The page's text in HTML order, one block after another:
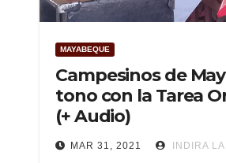
MAYABEQUE
Campesinos de
tono con la Tarea
(+ Audio)
MAR 31, 2021 INDIRA